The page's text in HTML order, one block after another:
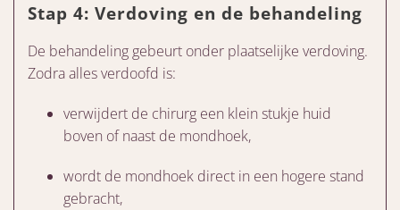
Stap 4: Verdoving en de behandeling
De behandeling gebeurt onder plaatselijke verdoving.
Zodra alles verdoofd is:
verwijdert de chirurg een klein stukje huid
boven of naast de mondhoek,
wordt de mondhoek direct in een hogere stand
gebracht,